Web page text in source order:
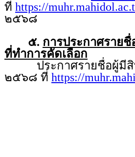
ที่ https://
๒๕๖๘
๕. การประกาศราย
ที่ทำการคัดเลือก
ประกาศรายชื่อผู้มีสิทธิ
๒๕๖๘ ที่ https://